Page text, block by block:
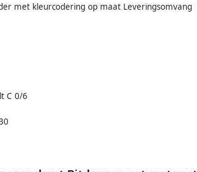
met kleurcodering op maat Leveringsomvang
C 0/6